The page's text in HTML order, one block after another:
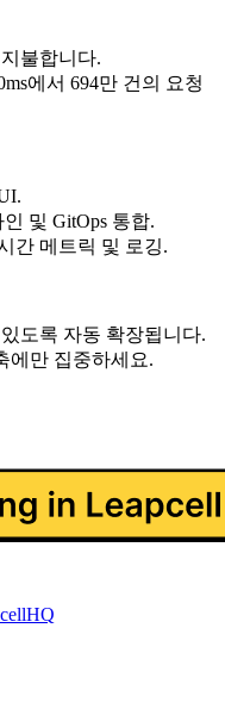
불합니다.
에서 694만 건의 요청
및 GitOps 통합.
간 메트릭 및 로깅.
도록 자동 확장됩니다.
에만 집중하세요.